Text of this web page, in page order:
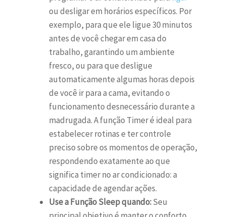
ou desligar em horários específicos. Por
exemplo, para que ele ligue 30 minutos
antes de você chegar em casa do
trabalho, garantindo um ambiente
fresco, ou para que desligue
automaticamente algumas horas depois
de você ir para a cama, evitando o
funcionamento desnecessário durante a
madrugada. A função Timer é ideal para
estabelecer rotinas e ter controle
preciso sobre os momentos de operação,
respondendo exatamente ao que
significa timer no ar condicionado: a
capacidade de agendar ações.
Use a Função Sleep quando:Seu